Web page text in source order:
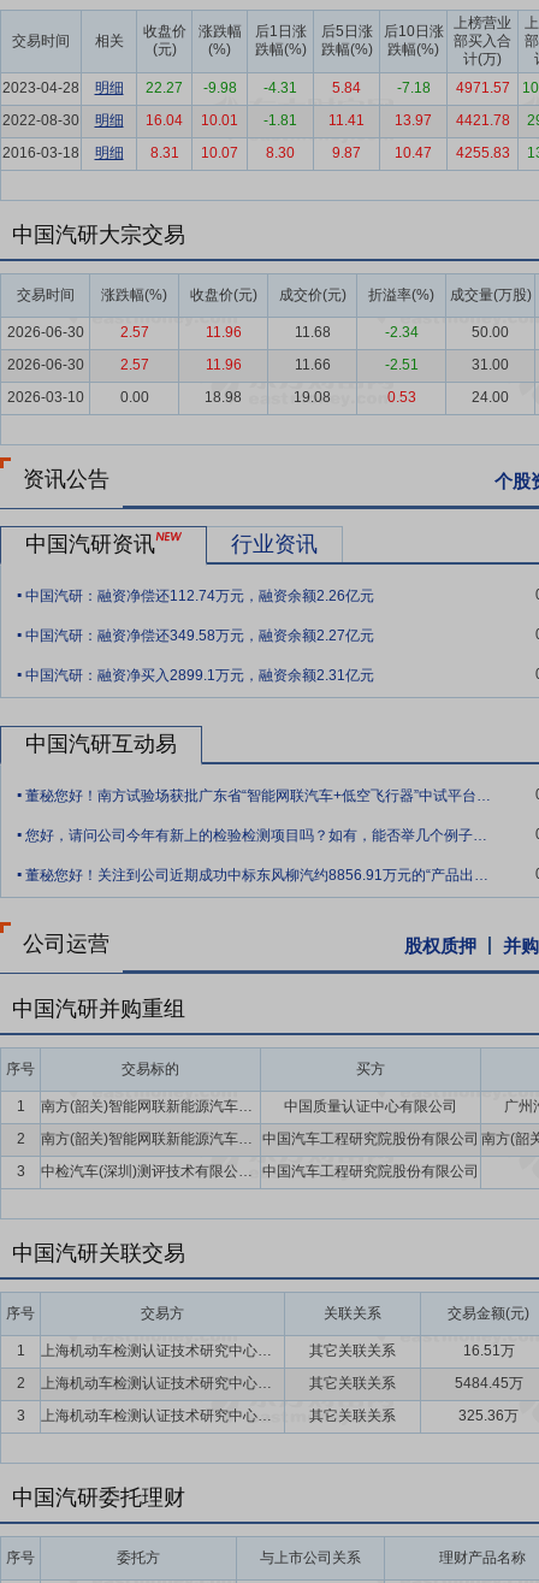
引导下实现较好发展，催生新技术、新车型研发及测评需求。
专用车行业
2025年我国专用车在宏观经济、产业政策等多
稳步复苏、结构优化的良好态势，行业整体由规模扩张向高质量发展
车渗透率持续攀升，在城市环卫、港口短驳、冷链配送等场景加速应
要点7：燃气系统行业
2025年，我国燃气汽车市场整体趋于稳定运
智慧运维、站城一体化、绿色低碳将成为行业发展重点。
要点9：专业资质优势
公司是市场监管总局授权的CMA检验检测机
要点10：战略布局优势
公司持续深入推进国内区域布局和国际化布
争能力。报告期内，海内外布局均取得重要突破，国内区域布局取得
东区域布局迈入新阶段。华南区域南方试验场建设有序推进，已获批
发挥国内领先的智能网联、路空一体大型综合性试验场优势，积极服
的同时，进一步拓展智能网联、低空飞行器、特色场地测评等增量，
要点11： 技术创新优势
公司是国家一类科研院所，拥有智能汽车安
室、国家智能清洁能源汽车质量检验检测中心、国家车联网产品质量
创新为引领，把握汽车行业技术发展趋势，建立了“33310”科技创新
得技术创新新成就。报告期内，公司研发费用占收入比达6.98%，承
7项；中国质量协会质量技术奖6项。
试数据与场景验证，为行业发展提供权威指引和技术支撑，助力汽车
能指数测评规程（2023）修订版、中国新能源汽车安全专项测评规
术交流会。
要点13：人才资源优势
公司坚持人才是第一资源理念，深入实施人
以价值创造为导向的绩效文化，有效激发了全员干事创业的积极性与
计划”“领军计划”“扬帆计划”“强基计划”4大核心培训品牌与“阿布训练
以上中层干部、专家人才等全面纳入任期制和契约化管理体系，切实
规定》等配套制度，为公司高质量经营发展提供坚实制度保障。截
人，培养评聘内部专家33人，人才结构进一步优化。
要点14：管理创新优势
公司全面深化改革，落实国务院国资委做深“
内，公司有序完成当期各项改革任务，通过国务院国资委“提高上市公
心功能为重点，积极推进功能使命类任务和体制机制类任务，第四次
作，推动公司向行业专业突出、创新驱动、管理精益、特色明显的目
证券交易所上市公司信息披露工作评价中连续3个考评期评价结果为A
要点15：公司控股股东中国通用技术集团为国有资本投资公司试点
管理委员会下发的《关于开展国有资本投资公司试点的通知》文件,中
关要求,积极稳妥推进落实各项改革举措。
册资本由1亿元增加至2亿元,其中公司增资6790万元,引入关联方北京
新机器人公司系由中国汽研与重庆两江机器人融资租赁公司、重庆科
使科技创业投资公司、重庆师范大学等共同出资,原注册资本1亿元,其
交易时间 相关
收盘价
(元)
涨跌幅
(%)
后1日涨
跌幅(%)
后5日涨
跌幅(%)
后10日涨
跌幅(%)
上榜营业
部买入合
计(万)
2023-04-28
明细 22.27 -9.98 -4.31 5.84 -7.18 4971.57
2022-08-30
明细 16.04 10.01 -1.81 11.41 13.97 4421.78
2016-03-18
明细 8.31 10.07 8.30 9.87 10.47 4255.83
中国汽研大宗交易
交易时间 涨跌幅(%) 收盘价(元) 成交价(元) 折溢率(%) 成交量(万股)
2026-06-30 2.57 11.96 11.68 -2.34
50.00
2026-06-30
2.57 11.96 11.66 -2.51
31.00
2026-03-10
0.00 18.98 19.08 0.53 24.00
资讯公告 个股
中国汽研资讯 行业资讯
. 中国汽研：融资净偿还112.74万元，融资余额2.26亿元
. 中国汽研：融资净偿还349.58万元，融资余额2.27亿元
. 中国汽研：融资净买入2899.1万元，融资余额2.31亿元
中国汽研互动易
. 董秘您好！南方试验场获批广东省“智能网联汽车+低空飞行器”中试平台，系国内首个“
. 您好，请问公司今年有新上的检验检测项目吗？如有，能否举几个例子。谢谢。
. 董秘您好！关注到公司近期成功中标东风柳汽约8856.91万元的“产品出口认证类测
公司运营 股权质押 并
中国汽研并购重组
序号 交易标的 买方
1 南方(韶关)智能网联新能源汽车试验检测中心有限公司 中国质量认证中心有限公司
广州
2
南方(韶关)智能网联新能源汽车试验检测中心有限公司
中国汽车工程研究院股份有限公司
3
中检汽车(深圳)测评技术有限公司(暂定名) 中国汽车工程研究院股份有限公司
中国汽研关联交易
序号 交易方 关联关系 交易金额(元)
1 上海机动车检测认证技术研究中心有限公司及其下属公司 其它关联关系
16.51万
2
上海机动车检测认证技术研究中心有限公司及其下属公司 其它关联关系
5484.45万
3
上海机动车检测认证技术研究中心有限公司及其下属公司 其它关联关系 325.36万
中国汽研委托理财
序号 委托方 与上市公司关系 理财产品名称